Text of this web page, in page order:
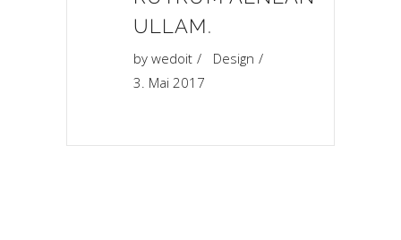
ULLAM.
by wedoit
Design
3. Mai 2017